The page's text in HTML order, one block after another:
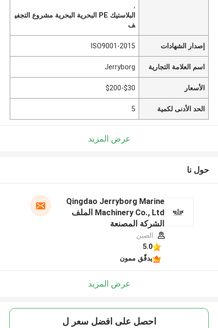
,
البلاستيك PE البحرية البحرية مشروع التجفي
ف
إصدار الشهادات ISO9001-2015
اسم العلامة التجارية Jerryborg
الأسعار $30-$200
الحد الأدنى لكمية 5
عرض المزيد
حول نا
Qingdao Jerryborg Marine
Machinery Co., Ltd الملف
الشركة المصنعة
الصين
5.0
يدقّق ممون
عرض المزيد
احصل على افضل سعر ل